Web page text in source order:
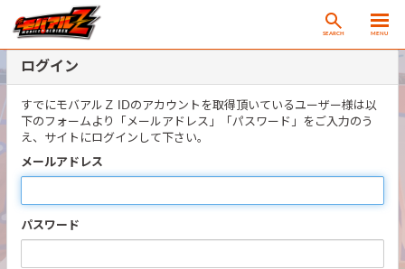
SEARCH MENU
ログイン
すでにモバアルＺ IDのアカウントを取得頂いているユーザー様は以
下のフォームより「メールアドレス」「パスワード」をご入力のう
え、サイトにログインして下さい。
メールアドレス
パスワード